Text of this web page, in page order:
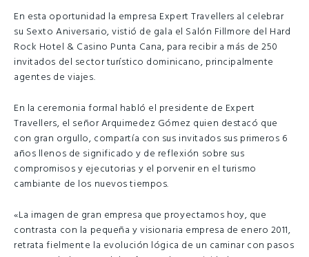
En esta oportunidad la empresa Expert Travellers al celebrar
su Sexto Aniversario, vistió de gala el Salón Fillmore del Hard
Rock Hotel & Casino Punta Cana, para recibir a más de 250
invitados del sector turístico dominicano, principalmente
agentes de viajes.
En la ceremonia formal habló el presidente de Expert
Travellers, el señor Arquimedez Gómez quien destacó que
con gran orgullo, compartía con sus invitados sus primeros 6
años llenos de significado y de reflexión sobre sus
compromisos y ejecutorias y el porvenir en el turismo
cambiante de los nuevos tiempos.
«La imagen de gran empresa que proyectamos hoy, que
contrasta con la pequeña y visionaria empresa de enero 2011,
retrata fielmente la evolución lógica de un caminar con pasos